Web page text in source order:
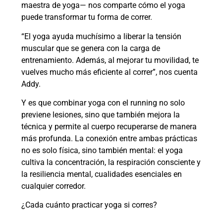
maestra de yoga— nos comparte cómo el yoga
puede transformar tu forma de correr.
“El yoga ayuda muchísimo a liberar la tensión
muscular que se genera con la carga de
entrenamiento. Además, al mejorar tu movilidad, te
vuelves mucho más eficiente al correr”, nos cuenta
Addy.
Y es que combinar yoga con el running no solo
previene lesiones, sino que también mejora la
técnica y permite al cuerpo recuperarse de manera
más profunda. La conexión entre ambas prácticas
no es solo física, sino también mental: el yoga
cultiva la concentración, la respiración consciente y
la resiliencia mental, cualidades esenciales en
cualquier corredor.
¿Cada cuánto practicar yoga si corres?